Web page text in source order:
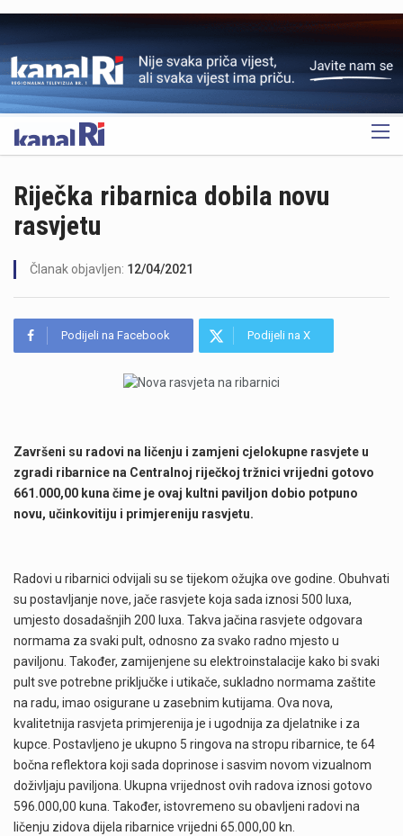
OGLAS
Riječka ribarnica dobila novu
rasvjetu
Članak objavljen: 12/04/2021
Podijeli na Facebook Podijeli na X
Završeni su radovi na ličenju i zamjeni cjelokupne rasvjete u
zgradi ribarnice na Centralnoj riječkoj tržnici vrijedni gotovo
661.000,00 kuna čime je ovaj kultni paviljon dobio potpuno
novu, učinkovitiju i primjereniju rasvjetu.
Radovi u ribarnici odvijali su se tijekom ožujka ove godine. Obuhvati
su postavljanje nove, jače rasvjete koja sada iznosi 500 luxa,
umjesto dosadašnjih 200 luxa. Takva jačina rasvjete odgovara
normama za svaki pult, odnosno za svako radno mjesto u
paviljonu. Također, zamijenjene su elektroinstalacije kako bi svaki
pult sve potrebne priključke i utikače, sukladno normama zaštite
na radu, imao osigurane u zasebnim kutijama. Ova nova,
kvalitetnija rasvjeta primjerenija je i ugodnija za djelatnike i za
kupce. Postavljeno je ukupno 5 ringova na stropu ribarnice, te 64
bočna reflektora koji sada doprinose i sasvim novom vizualnom
doživljaju paviljona. Ukupna vrijednost ovih radova iznosi gotovo
596.000,00 kuna. Također, istovremeno su obavljeni radovi na
ličenju zidova dijela ribarnice vrijedni 65.000,00 kn.